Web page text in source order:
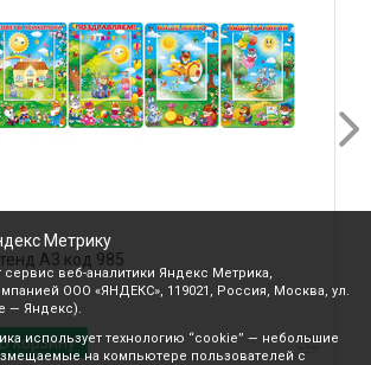
А3 код 985
В корзину
Метрику
сервис веб-аналитики Яндекс Метрика,
ООО «ЯНДЕКС», 119021, Россия, Москва, ул.
— Яндекс).
использует технологию “cookie” — небольшие
на компьютере пользователей с